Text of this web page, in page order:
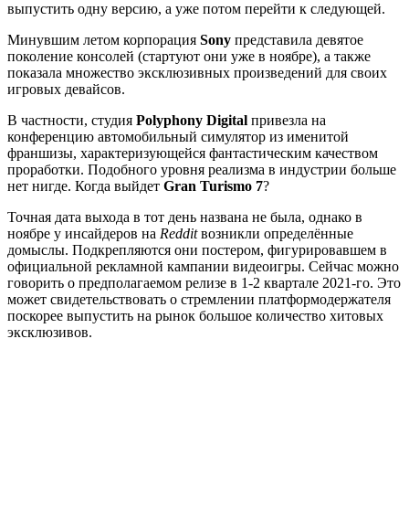
выпустить одну версию, а уже потом перейти к следующей.
Минувшим летом корпорация Sony представила девятое
поколение консолей (стартуют они уже в ноябре), а также
показала множество эксклюзивных произведений для своих
игровых девайсов.
В частности, студия Polyphony Digital привезла на
конференцию автомобильный симулятор из именитой
франшизы, характеризующейся фантастическим качеством
проработки. Подобного уровня реализма в индустрии больше
нет нигде. Когда выйдет Gran Turismo 7?
Точная дата выхода в тот день названа не была, однако в
ноябре у инсайдеров на Redditвозникли определённые
домыслы. Подкрепляются они постером, фигурировавшем в
официальной рекламной кампании видеоигры. Сейчас можно
говорить о предполагаемом релизе в 1-2 квартале 2021-го. Это
может свидетельствовать о стремлении платформодержателя
поскорее выпустить на рынок большое количество хитовых
эксклюзивов.